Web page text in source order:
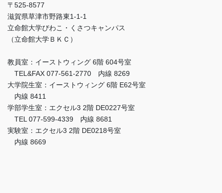
〒525-8577
滋賀県草津市野路東1-1-1
立命館大学びわこ・くさつキャンパス
（立命館大学ＢＫＣ）
教員室：イーストウィング 6階 604号室
TEL&FAX 077-561-2770 内線 8269
大学院生室：イーストウィング 6階 E62号室
内線 8411
学部学生室：エクセル3 2階 DE0227号室
TEL 077-599-4339 内線 8681
実験室：エクセル3 2階 DE0218号室
内線 8669